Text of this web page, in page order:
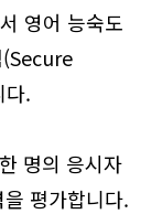
영어 능숙도
(Secure
.
명의 응시자
평가합니다.